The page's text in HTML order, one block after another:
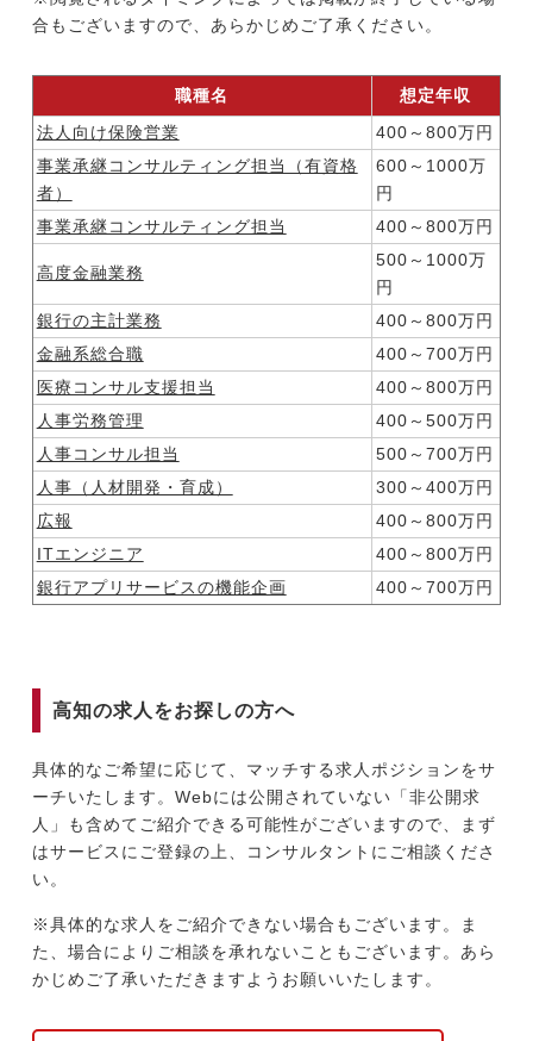
合もございますので、あらかじめご了承ください。
職種名
想定年収
法人向け保険営業
400～800万円
事業承継コンサルティング担当（有資格
者）
600～1000万
円
事業承継コンサルティング担当
400～800万円
高度金融業務
500～1000万
円
銀行の主計業務
400～800万円
金融系総合職
400～700万円
医療コンサル支援担当
400～800万円
人事労務管理
400～500万円
人事コンサル担当
500～700万円
人事（人材開発・育成）
300～400万円
広報
400～800万円
ITエンジニア
400～800万円
銀行アプリサービスの機能企画
400～700万円
高知の求人をお探しの方へ
具体的なご希望に応じて、マッチする求人ポジションをサ
ーチいたします。Webには公開されていない「非公開求
人」も含めてご紹介できる可能性がございますので、まず
はサービスにご登録の上、コンサルタントにご相談くださ
い。
※具体的な求人をご紹介できない場合もございます。ま
た、場合によりご相談を承れないこともございます。あら
かじめご了承いただきますようお願いいたします。